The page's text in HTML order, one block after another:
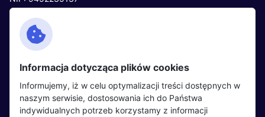
Kontakt
Facebook
Twitter
LinkedIn
Partnerzy
Wydarzenia
Informacja dotycząca plików cookies
Informujemy, iż w celu optymalizacji treści dostępnych w
naszym serwisie, dostosowania ich do Państwa
indywidualnych potrzeb korzystamy z informacji